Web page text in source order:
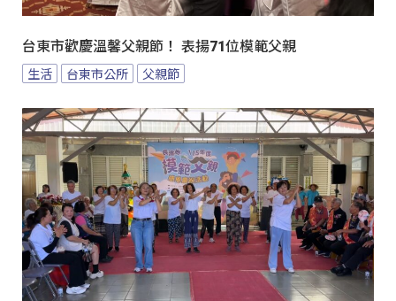
台東市歡慶溫馨父親節！ 表揚71位模範父親
生活 台東市公所 父親節